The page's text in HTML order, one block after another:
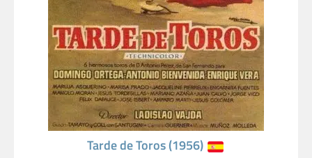
Tarde de Toros (1956)